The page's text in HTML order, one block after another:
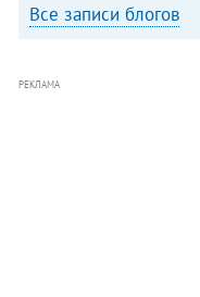
Все записи блогов
РЕКЛАМА